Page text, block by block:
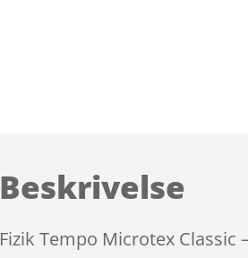
Beskrivelse
Fizik Tempo Microtex